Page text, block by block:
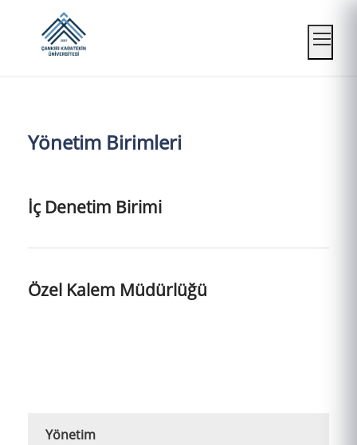
Mobil
Yönetim Birimleri
İç Denetim Birimi
Özel Kalem Müdürlüğü
Yönetim